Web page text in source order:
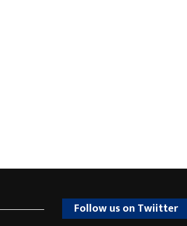
Follow us on Twiitter